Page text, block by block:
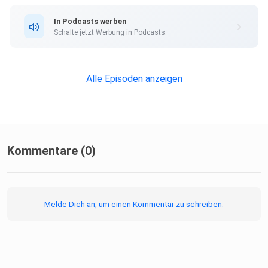
⁠⁠⁠⁠⁠⁠⁠⁠"Riffreporter"-Abo⁠⁠⁠⁠⁠⁠⁠⁠⁠⁠⁠⁠⁠! Das gibt es
wissen müssen, um Taiwan zu verstehen. Freiburg: Herder.
In Podcasts werben
Schalte jetzt Werbung in Podcasts.
Alle Episoden anzeigen
Kommentare (0)
Melde Dich an, um einen Kommentar zu schreiben.